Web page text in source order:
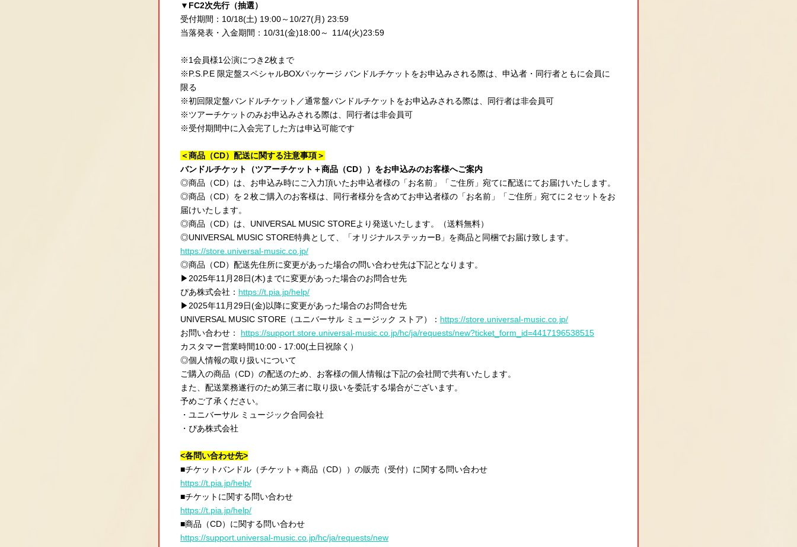
▼FC2次先行（抽選）
受付期間：10/18(土) 19:00～10/27(月) 23:59
当落発表・入金期間：10/31(金)18:00～
11/4(火)23:59
※1会員様1公演につき2枚まで
※P.S.P.E 限定盤スペシャルBOXパッケージ バンドルチケットをお申込みされる際は、申込者・同行者ともに会員に
限る
※初回限定盤バンドルチケット／通常盤バンドルチケットをお申込みされる際は、同行者は非会員可
※ツアーチケットのみお申込みされる際は、同行者は非会員可
※受付期間中に入会完了した方は申込可能です
＜商品（CD）配送に関する注意事項＞
バンドルチケット（ツアーチケット＋商品（CD））をお申込みのお客様へご案内
◎商品（CD）は、お申込み時にご入力頂いたお申込者様の「お名前」「ご住所」宛てに配送にてお届けいたします。
◎商品（CD）を２枚ご購入のお客様は、同行者様分を含めてお申込者様の「お名前」「ご住所」宛てに２セットをお
届けいたします。
◎商品（CD）は、UNIVERSAL MUSIC STOREより発送いたします。（送料無料）
◎UNIVERSAL MUSIC STORE特典として、「オリジナルステッカーB」を商品と同梱でお届け致します。
https://store.universal-music.co.jp/
◎商品（CD）配送先住所に変更があった場合の問い合わせ先は下記となります。
▶2025年11月28日(木)までに変更があった場合のお問合せ先
ぴあ株式会社： https://t.pia.jp/help/
▶2025年11月29日(金)以降に変更があった場合のお問合せ先
UNIVERSAL MUSIC STORE（ユニバーサル ミュージック ストア）： https://store.universal-music.co.jp/
お問い合わせ： https://support.store.universal-music.co.jp/hc/ja/requests/new?ticket_form_id=4417196538515
カスタマー営業時間10:00 - 17:00(土日祝除く）
◎個人情報の取り扱いについて
ご購入の商品（CD）の配送のため、お客様の個人情報は下記の会社間で共有いたします。
また、配送業務遂行のため第三者に取り扱いを委託する場合がございます。
予めご了承ください。
・ユニバーサル ミュージック合同会社
・ぴあ株式会社
<各問い合わせ先>
■チケットバンドル（チケット＋商品（CD））の販売（受付）に関する問い合わせ
https://t.pia.jp/help/
■チケットに関する問い合わせ
https://t.pia.jp/help/
■商品（CD）に関する問い合わせ
https://support.universal-music.co.jp/hc/ja/requests/new